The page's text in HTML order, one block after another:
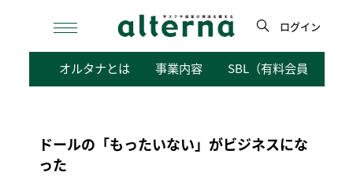
検
ログイン
オルタナとは 事業内容 SBL（有料会員向けサ
ドールの「もったいない」がビジネスにな
った